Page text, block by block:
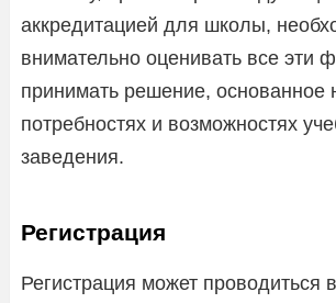
аккредитацией для школы,
внимательно оценивать все эти
принимать решение, основанное
потребностях и возможностях
заведения.
Регистрация
Регистрация может проводиться